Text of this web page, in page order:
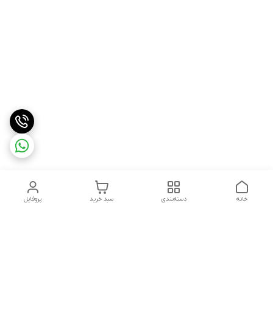
پروفایل سبد خرید دسته‌بندی خانه